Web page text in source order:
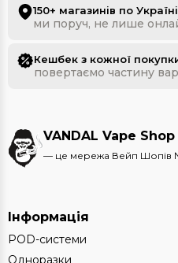
150+ магазинів по Україні
ми поруч, не лише
Кешбек з кожної
повертаємо частину
VANDAL Vape Shop
— це мережа Вейп Шопів
Інформація
POD-системи
Одноразки